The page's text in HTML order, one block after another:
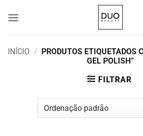
INÍCIO / PRODUTOS ETIQUETADOS
GEL POLISH”
FILTRAR